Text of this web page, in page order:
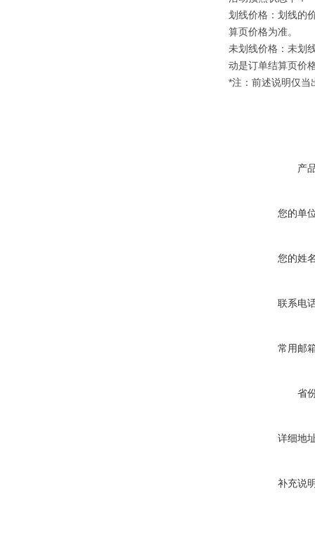
划线价格：划线的
算页价格为准。
未划线价格：未划
动是订单结算页价
*注：前述说明仅当
产
您的单
您的姓
联系电
常用邮
省
详细地
补充说